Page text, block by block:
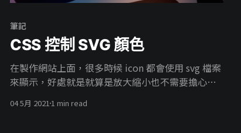
筆記
CSS 控制 SVG 顏色
在製作網站上面，很多時候 icon 都會使用 svg 檔案
來顯示，好處就是就算是放大縮小也不需要擔心失
都會先進行一陣加工，像是移除空白的 group 標籤
04 5月 20211 min read